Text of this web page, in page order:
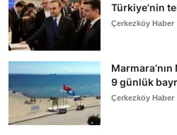
Türkiye'nin
Çerkezköy Haber
9 günlük
Çerkezköy Haber